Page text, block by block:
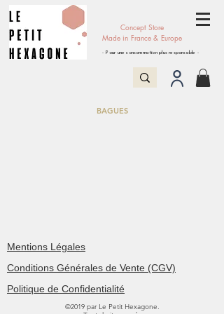
Concept Store
Made in France & Europe
- Pour une consommation plus responsable -
BAGUES
Mentions Légales
Conditions Générales de Vente (CGV)
Politique de Confidentialité
©2019 par Le Petit Hexagone.